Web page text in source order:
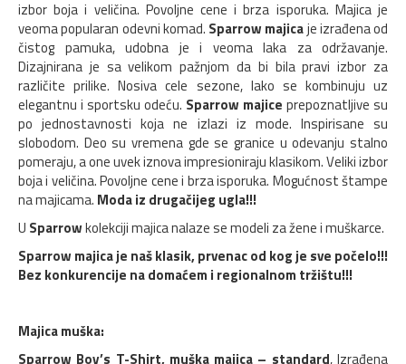
izbor boja i veličina. Povoljne cene i brza isporuka. Majica je
veoma popularan odevni komad. Sparrow majicaje izrađena od
čistog pamuka, udobna je i veoma laka za održavanje.
Dizajnirana je sa velikom pažnjom da bi bila pravi izbor za
različite prilike. Nosiva cele sezone, lako se kombinuju uz
elegantnu i sportsku odeću. Sparrow majice prepoznatljive su
po jednostavnosti koja ne izlazi iz mode. Inspirisane su
slobodom. Deo su vremena gde se granice u odevanju stalno
pomeraju, a one uvek iznova impresioniraju klasikom. Veliki izbor
boja i veličina. Povoljne cene i brza isporuka. Mogućnost štampe
na majicama. Moda iz drugačijeg ugla!!!
U Sparrowkolekciji majica nalaze se modeli za žene i muškarce.
Sparrow majica je naš klasik, prvenac od kog je sve počelo!!!
Bez konkurencije na domaćem i regionalnom tržištu!!!
Majica muška:
Sparrow Boy’s T-Shirt, muška majica – standard, Izrađena